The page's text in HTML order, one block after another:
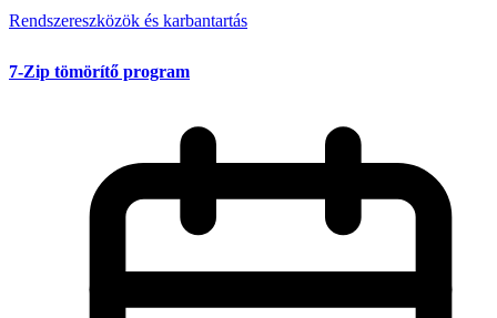
Rendszereszközök és karbantartás
7-Zip tömörítő program